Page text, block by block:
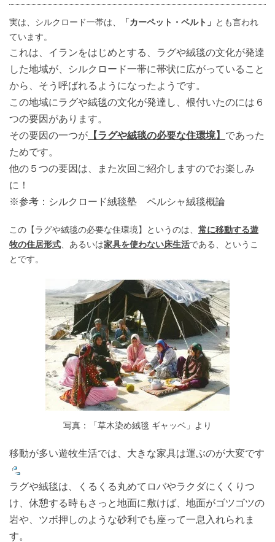
実は、シルクロード一帯は、 「カーペット・ベルト」 とも言われ
ています。
これは、イランをはじめとする、ラグや絨毯の文化が発達
した地域が、
シルクロード一帯に帯状に広がっていること
から、そう呼ばれるようになったようです。
この地域にラグや絨毯の文化が発達し、根付いたのには６
つの要因があります。
その要因の一つが 【ラグや絨毯の必要な住環境】 であった
ためです。
他の５つの要因は、また次回ご紹介しますのでお楽しみ
に！
※参考：シルクロード絨毯塾 ペルシャ絨毯概論
この【ラグや絨毯の必要な住環境】というのは、 常に移動する遊
牧の住居形式 、あるいは家具を使わない床生活である、というこ
とです。
写真：「草木染め絨毯 ギャッベ」より
移動が多い遊牧生活では、大きな家具は運ぶのが大変です
ラグや絨毯は、くるくる丸めてロバやラクダにくくりつ
け、 休憩する時もさっと地面に敷けば、地面がゴツゴツの
岩や、ツボ押しのような砂利でも座って一息入れられま
す。